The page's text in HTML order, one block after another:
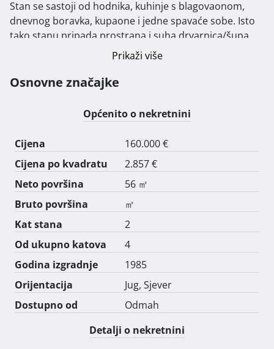
Stan se sastoji od hodnika, kuhinje s blagovaonom,
dnevnog boravka, kupaone i jedne spavaće sobe. Isto
tako stanu pripada prostrana i suha drvarnica/šupa.
Stan se nalazi na top lokaciji sa pogledom na Kvarneski
Dobra infrastruktura, blizina važnih sadržaja.
Prodaja bez posrednika, direktno od vlasnika.
Prikaži više
Osnovne značajke
Općenito o nekretnini
Cijena
160.000 €
Cijena po kvadratu
2.857 €
Neto površina
56 ㎡
Bruto površina
㎡
Kat stana
2
Od ukupno katova
4
Godina izgradnje
1985
Orijentacija
Jug, Sjever
Dostupno od
Odmah
Detalji o nekretnini